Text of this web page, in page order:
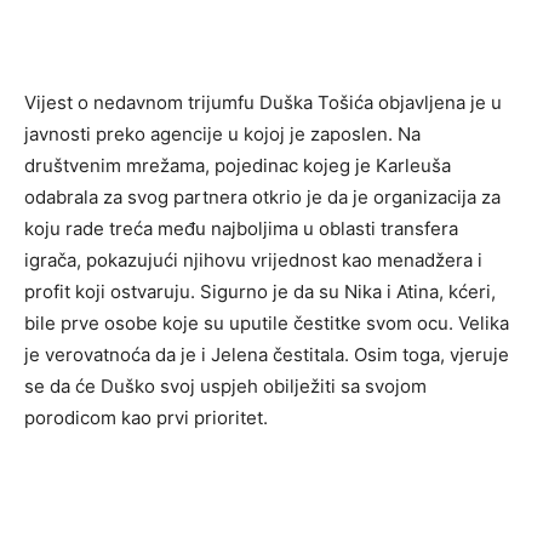
Vijest o nedavnom trijumfu Duška Tošića objavljena je u
javnosti preko agencije u kojoj je zaposlen. Na
društvenim mrežama, pojedinac kojeg je Karleuša
odabrala za svog partnera otkrio je da je organizacija za
koju rade treća među najboljima u oblasti transfera
igrača, pokazujući njihovu vrijednost kao menadžera i
profit koji ostvaruju. Sigurno je da su Nika i Atina, kćeri,
bile prve osobe koje su uputile čestitke svom ocu. Velika
je verovatnoća da je i Jelena čestitala. Osim toga, vjeruje
se da će Duško svoj uspjeh obilježiti sa svojom
porodicom kao prvi prioritet.